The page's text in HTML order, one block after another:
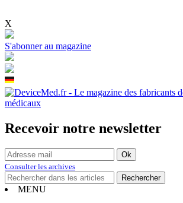
X
S'abonner au magazine
Recevoir notre newsletter
Consulter les archives
MENU